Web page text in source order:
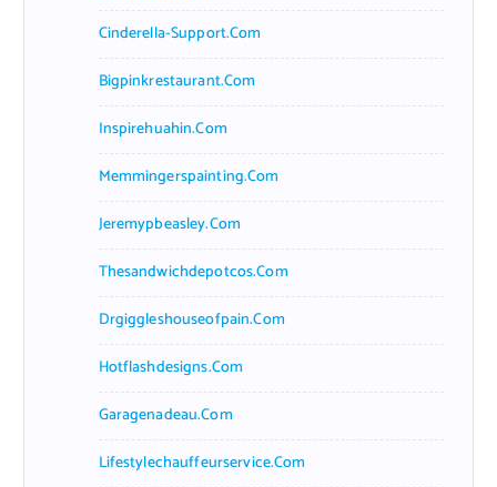
Cinderella-Support.com
Bigpinkrestaurant.com
Inspirehuahin.com
Memmingerspainting.com
Jeremypbeasley.com
Thesandwichdepotcos.com
Drgiggleshouseofpain.com
Hotflashdesigns.com
Garagenadeau.com
Lifestylechauffeurservice.com